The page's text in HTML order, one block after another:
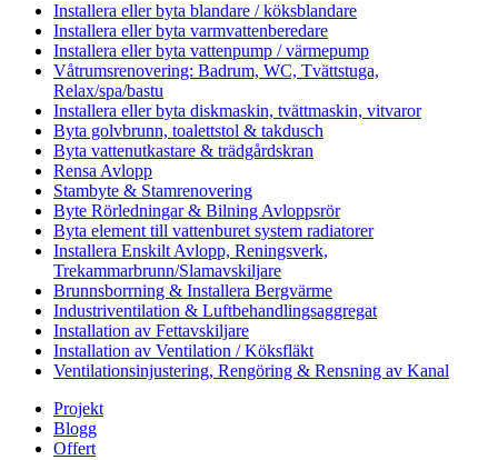
Installera eller byta blandare / köksblandare
Installera eller byta varmvattenberedare
Installera eller byta vattenpump / värmepump
Våtrumsrenovering: Badrum, WC, Tvättstuga,
Relax/spa/bastu
Installera eller byta diskmaskin, tvättmaskin, vitvaror
Byta golvbrunn, toalettstol & takdusch
Byta vattenutkastare & trädgårdskran
Rensa Avlopp
Stambyte & Stamrenovering
Byte Rörledningar & Bilning Avloppsrör
Byta element till vattenburet system radiatorer
Installera Enskilt Avlopp, Reningsverk,
Trekammarbrunn/Slamavskiljare
Brunnsborrning & Installera Bergvärme
Industriventilation & Luftbehandlingsaggregat
Installation av Fettavskiljare
Installation av Ventilation / Köksfläkt
Ventilationsinjustering, Rengöring & Rensning av Kanal
Projekt
Blogg
Offert